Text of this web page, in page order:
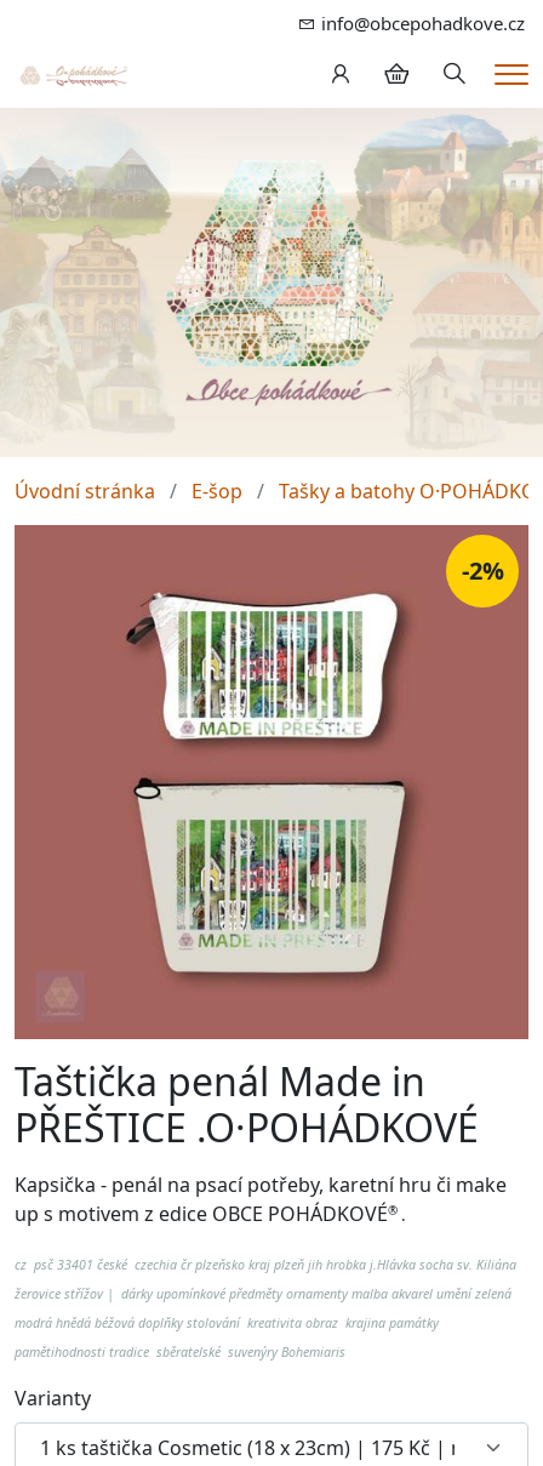
info@obcepohadkove.cz
Hledání
Úvodní stránka E-šop Tašky a batohy
-2%
Taštička penál Made in
PŘEŠTICE .O·POHÁDKOVÉ
Kapsička - penál na psací potřeby, karetní hru či make
up s motivem z edice OBCE POHÁDKOVÉ® .
cz psč 33401 české czechia čr plzeňsko kraj plzeň jih hrobka j.Hlávka socha sv. Kiliána
žerovice střížov | dárky upomínkové předměty ornamenty malba akvarel umění zelená
modrá hnědá béžová doplňky stolování kreativita obraz krajina památky
pamětihodnosti tradice sběratelské suvenýry Bohemiaris
Varianty